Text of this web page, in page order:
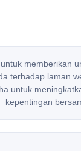
untuk memberikan
terhadap laman
untuk
kepentingan